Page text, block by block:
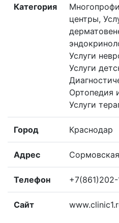
Категория
центры,
Услуги
Услуги
Ортопедия
Услуги
Город Краснодар
Адрес
Телефон +7(861)202-
Сайт